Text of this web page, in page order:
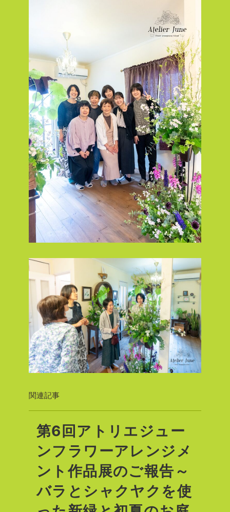
関連記事
第6回アトリエジュー
ンフラワーアレンジメ
ント作品展のご報告～
バラとシャクヤクを使